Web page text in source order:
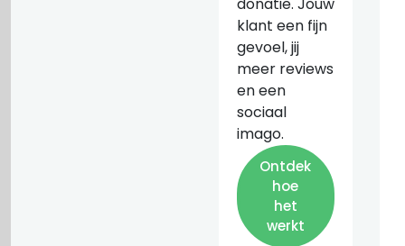
donatie. Jouw
klant een fijn
gevoel, jij
meer reviews
en een
sociaal
imago.
Ontdek
hoe
het
werkt